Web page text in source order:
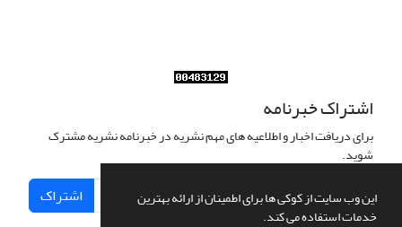
این وب سایت از کوکی ها برای اطمینان از ارائه بهترین
خدمات استفاده می کند.
اشتراک خبرنامه
برای دریافت اخبار و اطلاعیه های مهم نشریه در خبرنامه نشریه مشترک
شوید.
اشتراک